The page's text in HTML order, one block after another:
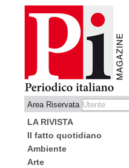
Area Riservata
LA RIVISTA
Il fatto quotidiano
Ambiente
Arte